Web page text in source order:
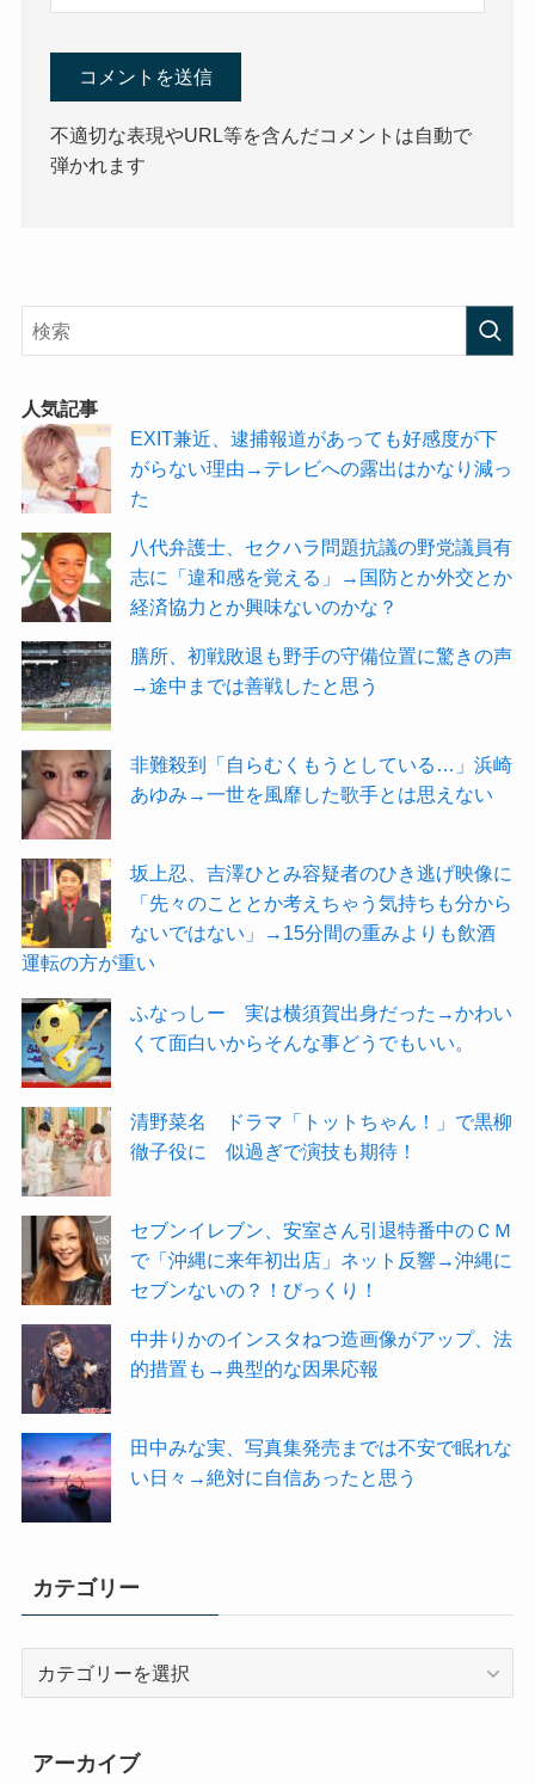
不適切な表現やURL等を含んだコメントは自動で
弾かれます
人気記事
EXIT兼近、逮捕報道があっても好感度が下
がらない理由→テレビへの露出はかなり減っ
た
八代弁護士、セクハラ問題抗議の野党議員有
志に「違和感を覚える」→国防とか外交とか
経済協力とか興味ないのかな？
膳所、初戦敗退も野手の守備位置に驚きの声
→途中までは善戦したと思う
非難殺到「自らむくもうとしている…」浜崎
あゆみ→一世を風靡した歌手とは思えない
坂上忍、吉澤ひとみ容疑者のひき逃げ映像に
「先々のこととか考えちゃう気持ちも分から
ないではない」→15分間の重みよりも飲酒
運転の方が重い
ふなっしー 実は横須賀出身だった→かわい
くて面白いからそんな事どうでもいい。
清野菜名 ドラマ「トットちゃん！」で黒柳
徹子役に 似過ぎで演技も期待！
セブンイレブン、安室さん引退特番中のＣＭ
で「沖縄に来年初出店」ネット反響→沖縄に
セブンないの？！びっくり！
中井りかのインスタねつ造画像がアップ、法
的措置も→典型的な因果応報
田中みな実、写真集発売までは不安で眠れな
い日々→絶対に自信あったと思う
カテゴリー
リ
アーカイブ